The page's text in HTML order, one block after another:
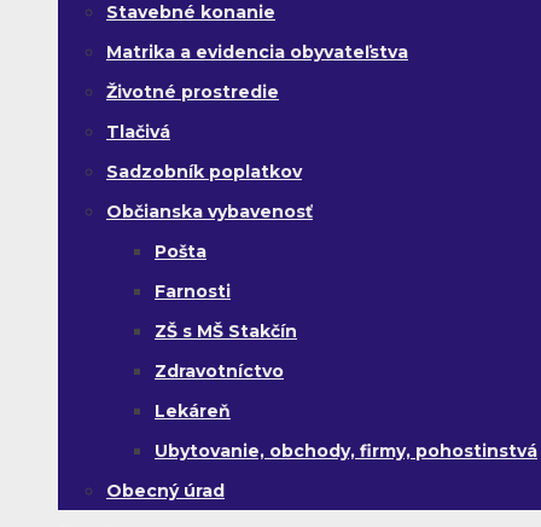
Stavebné konanie
Matrika a evidencia obyvateľstva
Životné prostredie
Tlačivá
Sadzobník poplatkov
Občianska vybavenosť
Pošta
Farnosti
ZŠ s MŠ Stakčín
Zdravotníctvo
Lekáreň
Ubytovanie, obchody, firmy, pohostinstvá
Obecný úrad